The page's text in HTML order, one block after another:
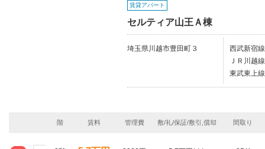
賃貸アパート
セルティア山王Ａ棟
埼玉県川越市豊田町３
西武新宿
ＪＲ川越
東武東上
階 賃料 管理費 敷/礼/保証/敷引,償却 間取り